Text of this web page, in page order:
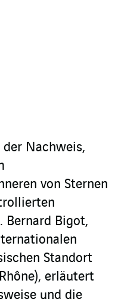
Nachweis,
von Sternen
Bernard Bigot,
Standort
erläutert
und die